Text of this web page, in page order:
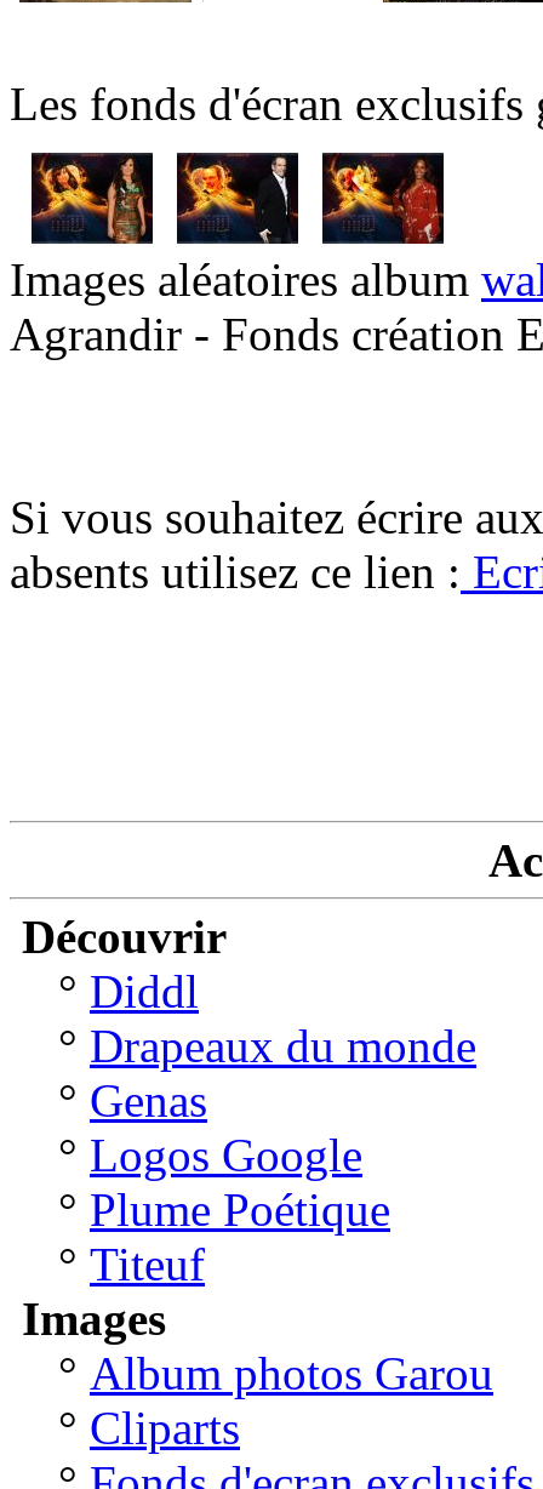
Les fonds d'écran exclusifs
Images aléatoires album
Agrandir - Fonds création
Si vous souhaitez écrire
absents utilisez ce lien :
Découvrir
° Diddl
° Drapeaux du monde
° Genas
° Logos Google
° Plume Poétique
° Titeuf
Images
° Album photos Garou
° Cliparts